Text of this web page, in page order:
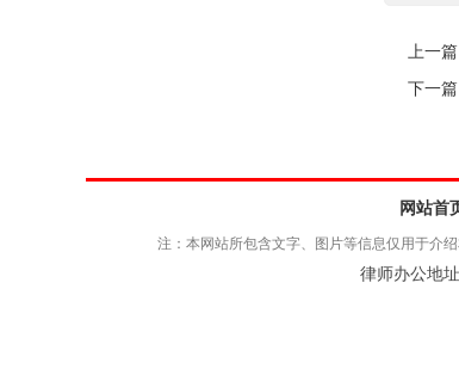
上一篇
下一篇
网站首
注：本网站所包含文字、图片等信息仅用于介
律师办公地